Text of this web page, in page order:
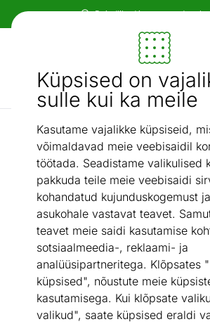
Küpsised on
sulle kui ka meile
Kasutame vajalikke küpsiseid,
võimaldavad meie veebisaidil
töötada. Seadistame valikulised
pakkuda teile meie veebisaidi
kohandatud kujunduskogemust
asukohale vastavat teavet.
teavet meie saidi kasutamise
sotsiaalmeedia-, reklaami- ja
analüüsipartneritega. Klõpsates
küpsised", nõustute meie
kasutamisega. Kui klõpsate
valikud", saate küpsised eraldi
Tasuta transport!
Mööbel ja sisustus - ON24
Otsi...
Magamistuba / Voodid
Voodid
Magamistoakomplektid
Voodiraamid
Kušetid
Voodi lisad